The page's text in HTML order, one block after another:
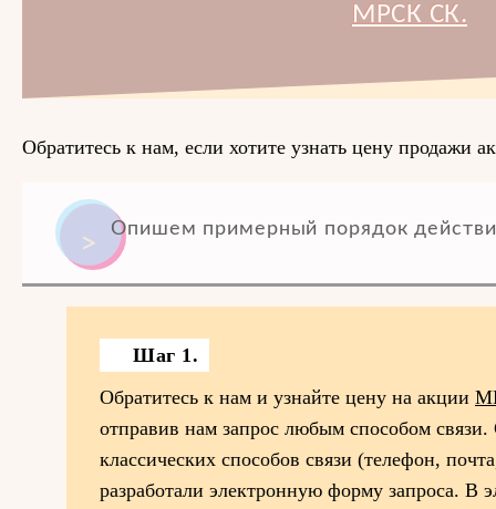
МРСК СК.
Обратитесь к нам, если хотите узнать цену продажи
Опишем примерный порядок
Шаг 1.
Обратитесь к нам и узнайте цену на акции
отправив нам запрос любым способом
классических способов связи (телефон,
разработали электронную форму запроса. В